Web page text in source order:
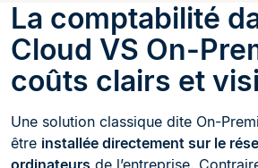
La comptabilité
Cloud VS On-
coûts clairs et
Une solution classique dite On-
être installée directement sur le
ordinateurs de l’entreprise.